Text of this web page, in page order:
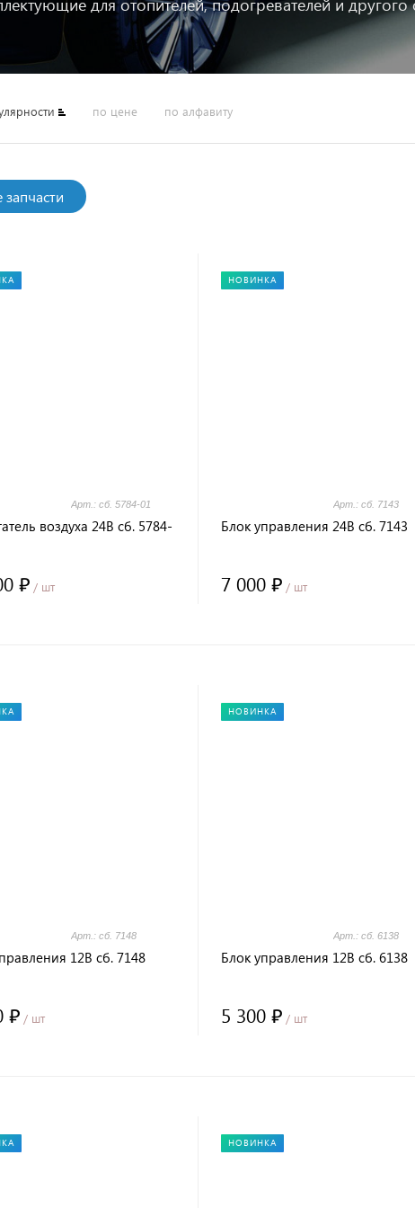
по цене по алфавиту
запчасти
Арт.: сб. 5784-01
воздуха 24В сб. 5784-
₽ / шт
НОВИНКА
Арт.: сб. 7143
Блок управления 24В сб. 7143
7 000 ₽/ шт
Арт.: сб. 7148
12В сб. 7148
₽ / шт
НОВИНКА
Арт.: сб. 6138
Блок управления 12В сб. 6138
5 300 ₽/ шт
НОВИНКА